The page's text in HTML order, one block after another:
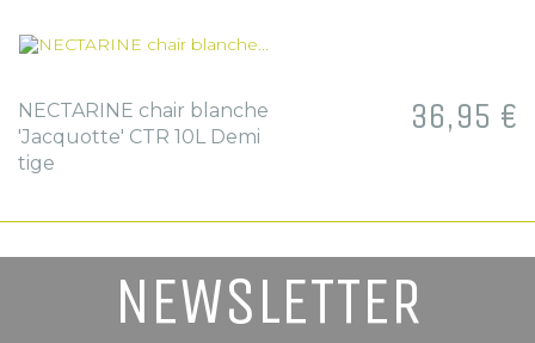
NECTARINE chair blanche
'Jacquotte' CTR 10L Demi
tige
Prix
36,95 €
NEWSLETTER